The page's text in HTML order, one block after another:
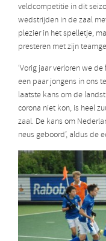
veldcompetitie in dit
wedstrijden in de zaal
plezier in het spelletje,
presteren met zijn
‘Vorig jaar verloren we
een paar jongens in ons
laatste kans om de
corona niet kon, is heel
zaal. De kans om
neus geboord’, aldus de